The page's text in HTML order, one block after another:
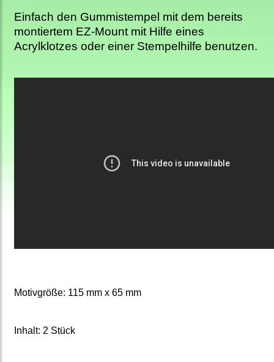
Einfach den Gummistempel mit dem bereits
montiertem EZ-Mount mit Hilfe eines
Acrylklotzes oder einer Stempelhilfe benutzen.
Motivgröße: 115 mm x 65 mm
Inhalt: 2 Stück